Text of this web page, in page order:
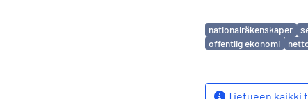
Avainsanat
nationalräkenskaper
offentlig ekonomi
Tietueen kaikki